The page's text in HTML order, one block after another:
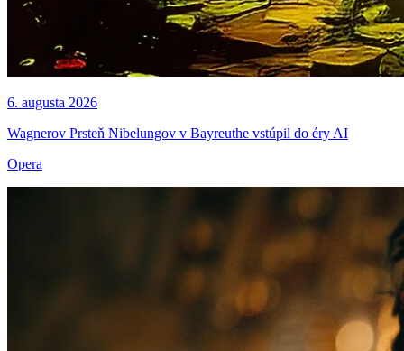
6. augusta 2026
Wagnerov Prsteň Nibelungov v Bayreuthe vstúpil do éry AI
Opera